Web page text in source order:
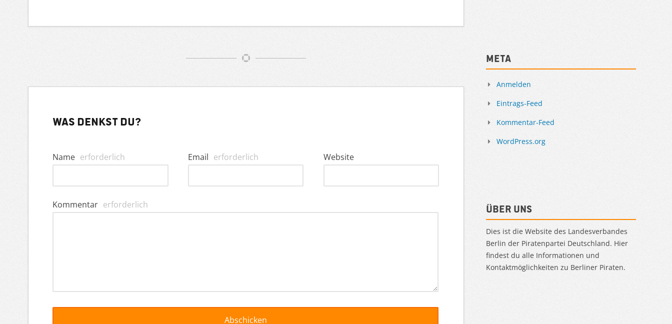
Was denkst du?
Name erforderlich Email erforderlich Website
Kommentar erforderlich
Meta
Anmelden
Eintrags-Feed
Kommentar-Feed
WordPress.org
Über uns
Dies ist die Website des Landesverbandes
Berlin der Piratenpartei Deutschland. Hier
findest du alle Informationen und
Kontaktmöglichkeiten zu Berliner Piraten.